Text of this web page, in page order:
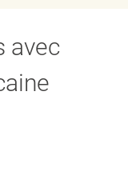
avec